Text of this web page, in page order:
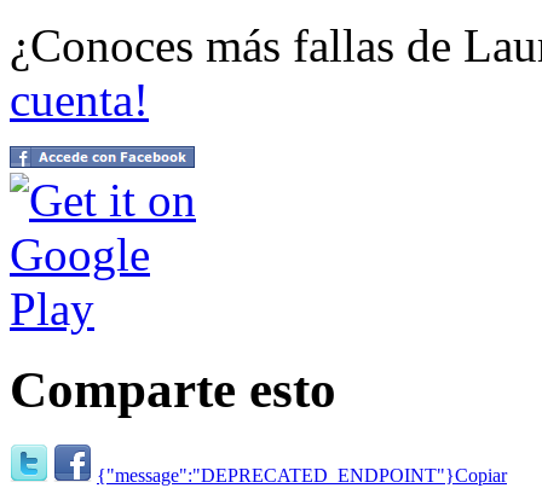
¿Conoces más fallas de
cuenta!
Comparte esto
{"message":"DEPRECATED_ENDPOINT"}Copiar